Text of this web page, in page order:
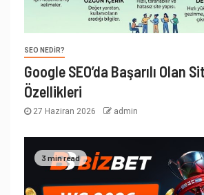
SEO NEDIR?
Google SEO’da Başarılı Olan
Özellikleri
27 Haziran 2026 admin
3 min read